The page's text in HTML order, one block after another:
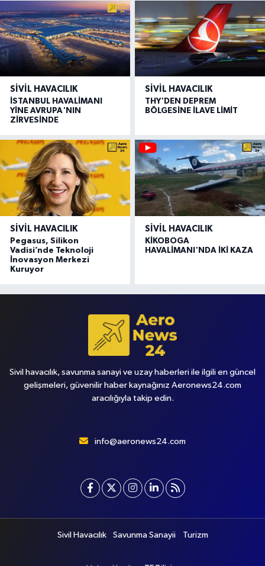
SIVIL HAVACILIK
İSTANBUL HAVALİMANI
YİNE AVRUPA'NIN
ZİRVESİNDE
SIVIL HAVACILIK
THY'DEN DEPREM
BÖLGESİNE İLAVE LİMİT
SIVIL HAVACILIK
Pegasus, Silikon
Vadisi’nde Teknoloji
İnovasyon Merkezi
Kuruyor
SIVIL HAVACILIK
KİKOBOGA
HAVALİMANI'NDA İKİ KAZA
Sivil havacılık, savunma sanayi ve uzay haberleri ile ilgili en güncel
gelişmeleri, güvenilir haber kaynağınız Aeronews24.com
aracılığıyla takip edin.
info@aeronews24.com
Sivil Havacılık Savunma Sanayii Turizm